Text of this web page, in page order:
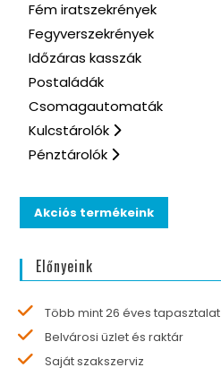
Fém iratszekrények
Fegyverszekrények
Időzáras kasszák
Postaládák
Csomagautomaták
Kulcstárolók
Pénztárolók
Akciós termékeink
Előnyeink
Több mint 26 éves tapasztalat
Belvárosi üzlet és raktár
Saját szakszerviz